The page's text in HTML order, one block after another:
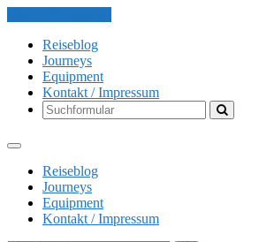
Reiseblog
Journeys
Equipment
Kontakt / Impressum
Search
Reiseblog
Journeys
Equipment
Kontakt / Impressum